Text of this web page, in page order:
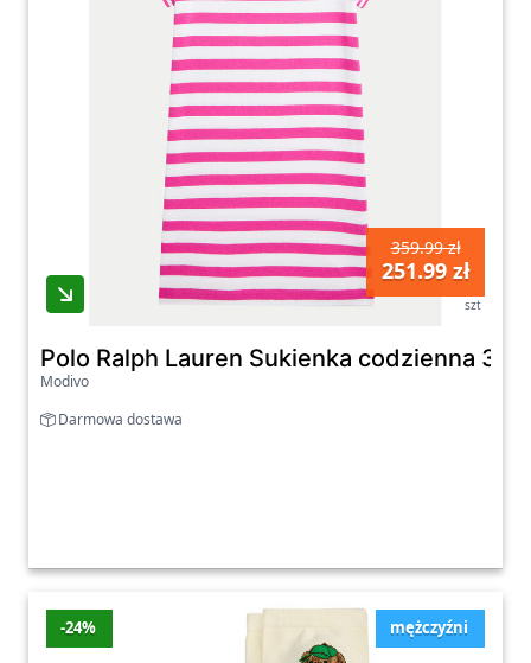
359.99 zł
251.99 zł
szt
Polo Ralph Lauren Sukienka codzienna
Modivo
Darmowa dostawa
mężczyźni
-24%